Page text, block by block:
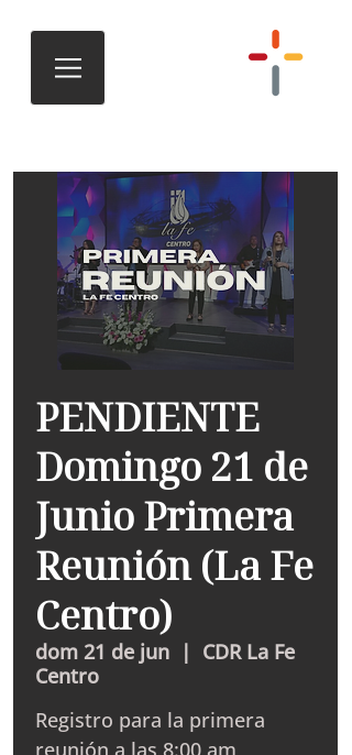
PENDIENTE
Domingo 21 de
Junio Primera
Reunión (La Fe
Centro)
dom 21 de jun
  |
CDR La Fe
Centro
Registro para la primera
reunión a las 8:00 am